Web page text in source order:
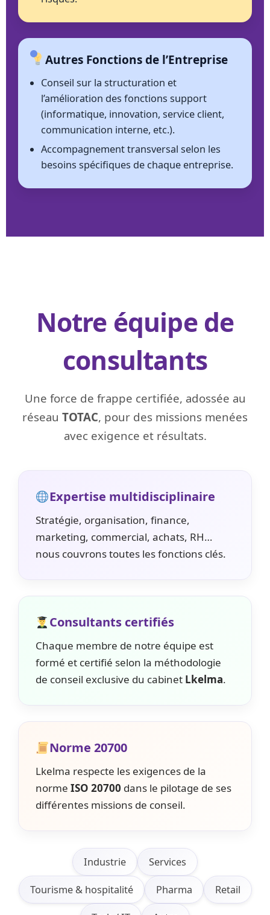
Autres Fonctions de l’Entreprise
Conseil sur la structuration et
l’amélioration des fonctions support
(informatique, innovation, service client,
communication interne, etc.).
Accompagnement transversal selon les
besoins spécifiques de chaque entreprise.
Notre équipe de
consultants
Une force de frappe certifiée, adossée au
réseau TOTAC, pour des missions menées
avec exigence et résultats.
Expertise multidisciplinaire
Stratégie, organisation, finance,
marketing, commercial, achats, RH…
nous couvrons toutes les fonctions clés.
Consultants certifiés
Chaque membre de notre équipe est
formé et certifié selon la méthodologie
de conseil exclusive du cabinet Lkelma.
Norme 20700
Lkelma respecte les exigences de la
norme ISO 20700 dans le pilotage de ses
différentes missions de conseil.
Industrie Services
Tourisme & hospitalité Pharma Retail